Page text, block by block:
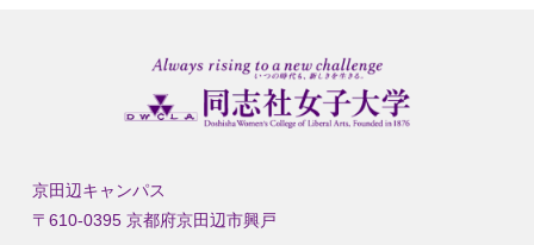
京田辺キャンパス
〒610-0395 京都府京田辺市興戸